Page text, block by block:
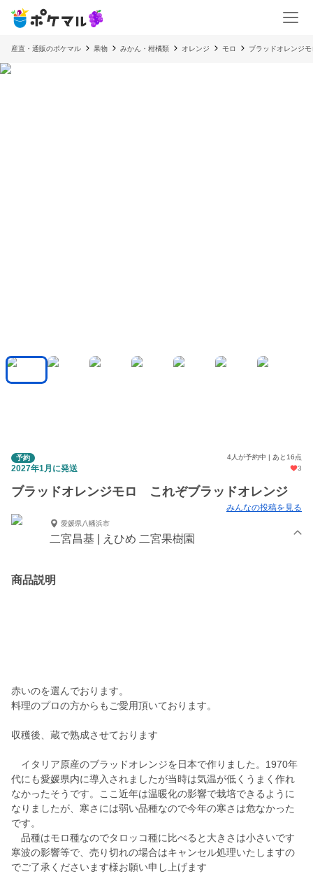
産直・通販のポケマル 果物 みかん・柑橘類 オレンジ モロ ブラッドオレンジ
予約 4人が予約中 | あと16点
2027年1月に発送 3
ブラッドオレンジモロ これぞブラッドオレンジ
みんなの投稿を見る
愛媛県八幡浜市
二宮昌基 | えひめ 二宮果樹園
商品説明
赤いのを選んでおります。
料理のプロの方からもご愛用頂いております。
収穫後、蔵で熟成させております
イタリア原産のブラッドオレンジを日本で作りました。1970年
代にも愛媛県内に導入されましたが当時は気温が低くうまく作れ
なかったそうです。ここ近年は温暖化の影響で栽培できるように
なりましたが、寒さには弱い品種なので今年の寒さは危なかった
です。
品種はモロ種なのでタロッコ種に比べると大きさは小さいです
寒波の影響等で、売り切れの場合はキャンセル処理いたしますの
でご了承くださいます様お願い申し上げます